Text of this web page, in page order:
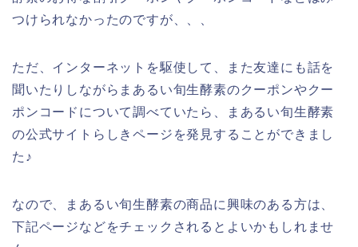
つけられなかったのですが、、、
ただ、インターネットを駆使して、また友達にも話を
聞いたりしながらまあるい旬生酵素のクーポンやクー
ポンコードについて調べていたら、まあるい旬生酵素
の公式サイトらしきページを発見することができまし
た♪
なので、まあるい旬生酵素の商品に興味のある方は、
下記ページなどをチェックされるとよいかもしれませ